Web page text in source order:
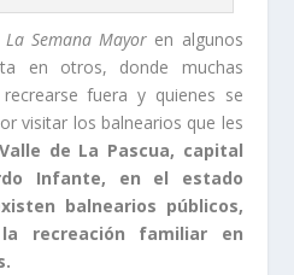
Semana Mayor en algunos
en otros, donde muchas
fuera y quienes se
visitar los balnearios que les
de La Pascua, capital
Infante, en el estado
balnearios públicos,
recreación familiar en